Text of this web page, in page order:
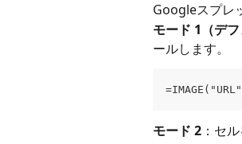
Googleスプレ
モード 1（デフ
ールします。
モード 2 ：セ